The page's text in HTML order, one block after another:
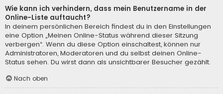
Wie kann ich verhindern, dass mein Benutzername in der
Online-Liste auftaucht?
In deinem persönlichen Bereich findest du in den Einstellungen
eine Option „Meinen Online-Status während dieser Sitzung
verbergen“. Wenn du diese Option einschaltest, können nur
Administratoren, Moderatoren und du selbst deinen Online-
Status sehen. Du wirst dann als unsichtbarer Besucher gezählt.
Nach oben